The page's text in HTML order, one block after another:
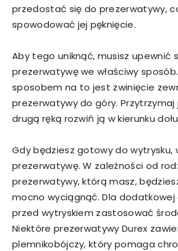
przedostać się do prezerwatywy,
spowodować jej pęknięcie.
Aby tego uniknąć, musisz upewnić
prezerwatywę we właściwy
sposobem na to jest zwinięcie
prezerwatywy do góry.
drugą ręką rozwiń ją w kierunku
Gdy będziesz gotowy do wytrysku,
prezerwatywę. W zależności od
prezerwatywy, którą masz,
mocno wyciągnąć. Dla dodatkowej
przed wytryskiem zastosować
Niektóre prezerwatywy Durex
plemnikobójczy, który pomaga